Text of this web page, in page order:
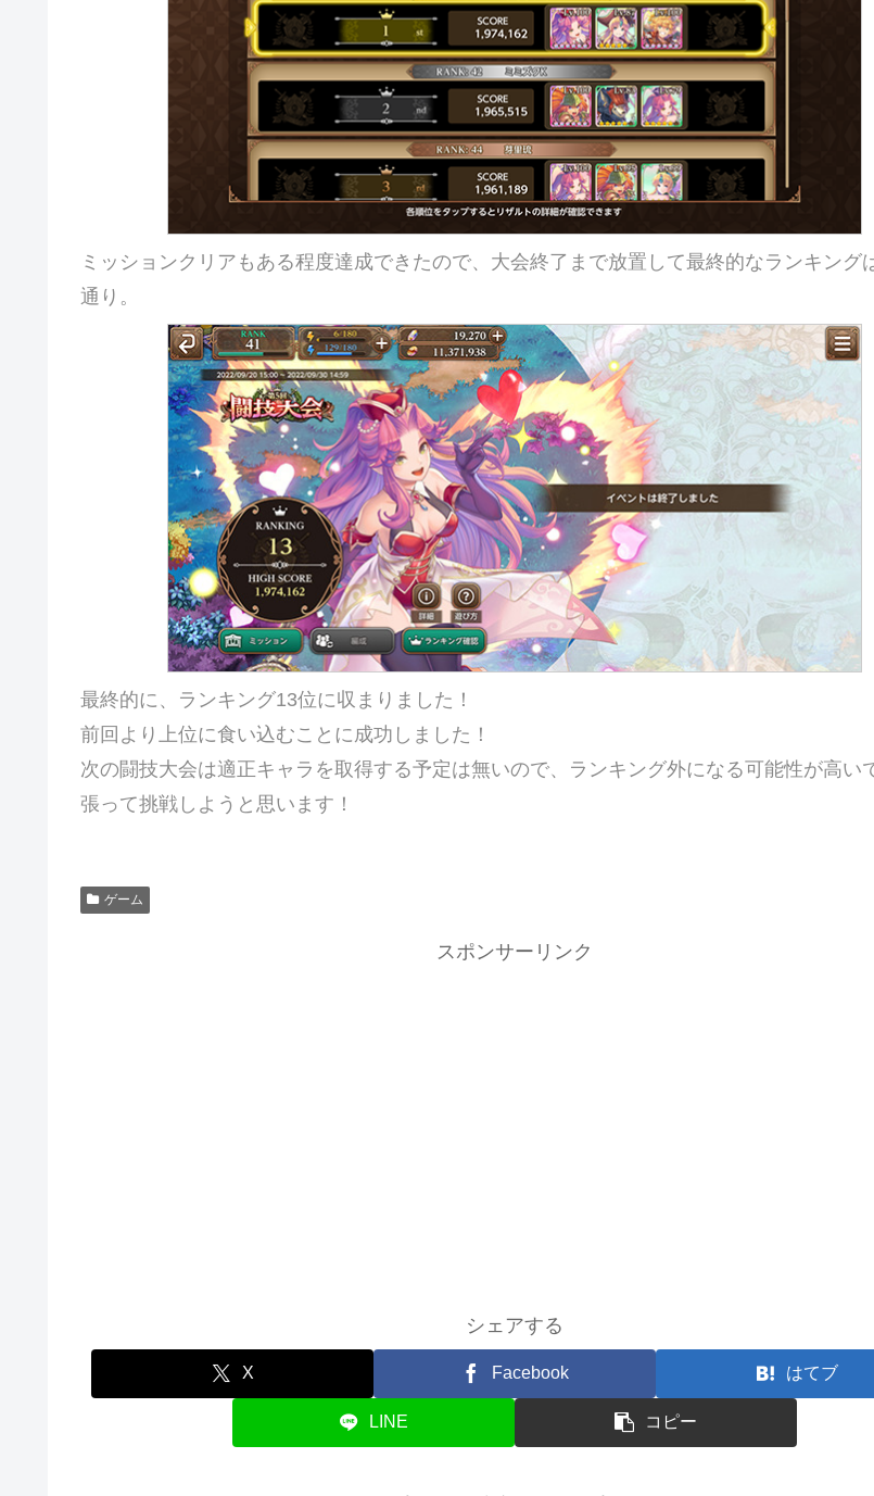
ミッションクリアもある程度達成できたので、大会終了まで放置して最終的なランキング
通り。
最終的に、ランキング13位に収まりました！
前回より上位に食い込むことに成功しました！
次の闘技大会は適正キャラを取得する予定は無いので、ランキング外になる可能性が高い
張って挑戦しようと思います！
ゲーム
スポンサーリンク
シェアする
X Facebook はてブ
LINE コピー